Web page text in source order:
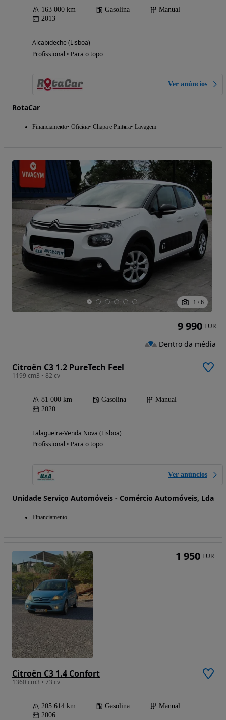
163 000 km Gasolina
Manual
2013
Alcabideche (Lisboa)
Profissional • Para o topo
Ver anúncios
RotaCar
Financiamento Oficina Chapa e Pintura Lavagem
1 / 6
Citroën C3 1.2 PureTech Feel
1199 cm3 • 82 cv
81 000 km Gasolina
Manual
2020
Falagueira-Venda Nova (Lisboa)
Profissional • Para o topo
Ver anúncios
Unidade Serviço Automóveis - Comércio Automóveis, Lda
Financiamento
9 990 EUR
Dentro da média
Citroën C3 1.4 Confort
1360 cm3 • 73 cv
205 614 km Gasolina
Manual
2006
1 950 EUR